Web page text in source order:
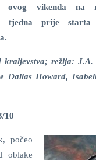
ovog vikenda na
tjedna prije starta
kraljevstva; režija: J.A.
Dallas Howard,
10
počeo
oblake